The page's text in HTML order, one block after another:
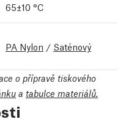
65±10 °C
PA Nylon / Saténový
o přípravě tiskového
a tabulce materiálů.